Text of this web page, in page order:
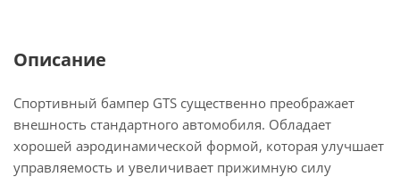
Описание
Спортивный бампер GTS существенно преображает
внешность стандартного автомобиля. Обладает
хорошей аэродинамической формой, которая улучшает
управляемость и увеличивает прижимную силу